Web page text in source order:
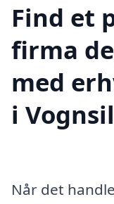
Find et
firma
med
i
Når det